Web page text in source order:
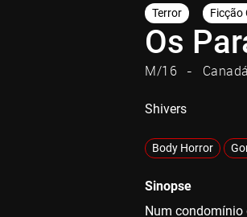
Terror Ficção
Os
M/16 Canadá
Shivers
Body Horror
Sinopse
Num condomínio